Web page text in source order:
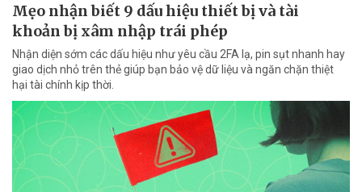
Mẹo nhận biết 9 dấu hiệu thiết bị và tài
khoản bị xâm nhập trái phép
Nhận diện sớm các dấu hiệu như yêu cầu 2FA lạ, pin sụt nhanh hay
giao dịch nhỏ trên thẻ giúp bạn bảo vệ dữ liệu và ngăn chặn thiệt
hại tài chính kịp thời.